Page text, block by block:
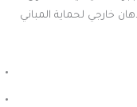
خارجي لحماية المباني